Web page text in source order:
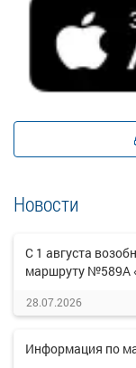
Новости
С 1 августа
маршруту №589А
28.07.2026
Информация по